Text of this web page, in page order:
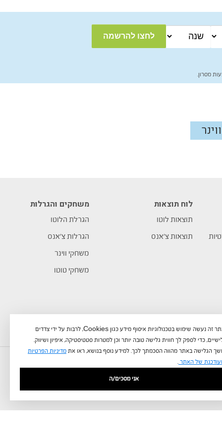
מסרון.
ווינר
לוח תוצאות
תוצאות לוטו
תוצאות צ’אנס
משחקים והגרלות
הגרלת הלוטו
הגרלות צ’אנס
משחקי ווינר
משחקי טוטו
באתר זה נעשה שימוש בטכנולוגיות איסוף מידע כגון Cookies, לרבות על ידי צדדים
כדי לספק לך חווית גלישה טובה יותר וכן למטרות סטטיסטיקה, איפיון ושיווק.
הגלישה באתר מהווה הסכמתך לכך. למידע נוסף בנושא, ראו את מדיניות הפרטיות
של האתר .
אני מסכים/ה